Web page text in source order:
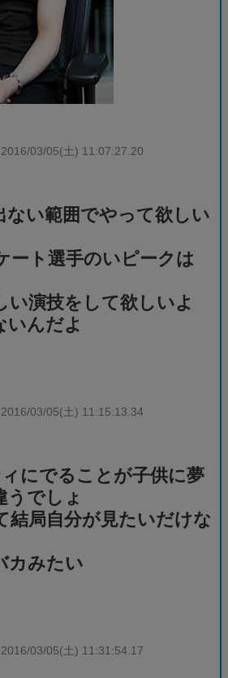
2016/03/05(土) 11:07:27.20
ない範囲でやって欲しい
ート選手のいピークは
い演技をして欲しいよ
いんだよ
2016/03/05(土) 11:15:13.34
にでることが子供に夢
うでしょ
結局自分が見たいだけな
カみたい
2016/03/05(土) 11:31:54.17